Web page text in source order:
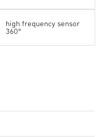
high frequency sensor
360°